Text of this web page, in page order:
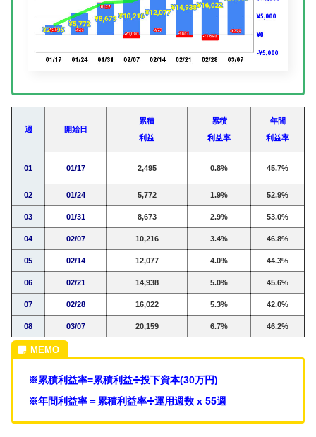
週 開始日
累積
利益
累積
利益率
年間
利益率
01 01/17 2,495 0.8% 45.7%
02 01/24 5,772 1.9% 52.9%
03 01/31 8,673 2.9% 53.0%
04 02/07 10,216 3.4% 46.8%
05 02/14 12,077 4.0% 44.3%
06 02/21 14,938 5.0% 45.6%
07 02/28 16,022 5.3% 42.0%
08 03/07 20,159 6.7% 46.2%
※累積利益率=累積利益➗投下資本(30万円)
※年間利益率＝累積利益率➗運用週数 x 55週